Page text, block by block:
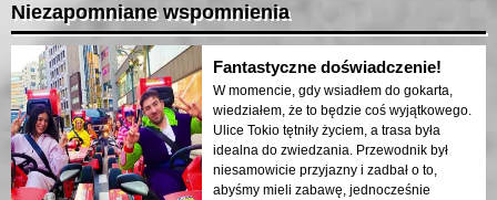
Niezapomniane wspomnienia
Fantastyczne doświadczenie!
W momencie, gdy wsiadłem do gokarta,
wiedziałem, że to będzie coś wyjątkowego.
Ulice Tokio tętniły życiem, a trasa była
idealna do zwiedzania. Przewodnik był
niesamowicie przyjazny i zadbał o to,
abyśmy mieli zabawę, jednocześnie